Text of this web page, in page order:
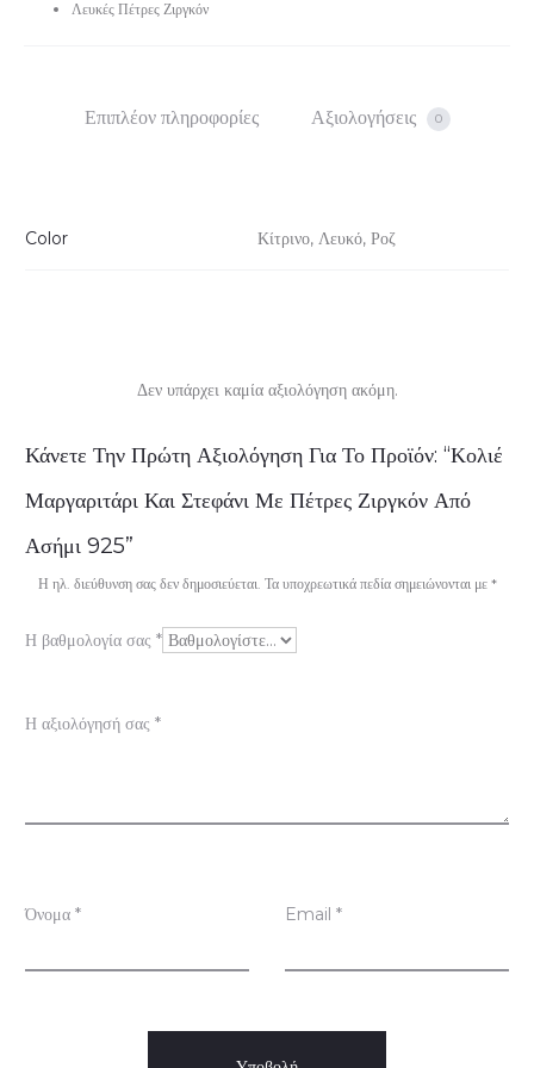
Λευκές Πέτρες Ζιργκόν
Επιπλέον πληροφορίες Αξιολογήσεις 0
Color Κίτρινο, Λευκό, Ροζ
Α
ξ
ι
ο
λ
γ
ε
ς
Δεν υπάρχει καμία αξιολόγηση ακόμη.
Κάνετε Την Πρώτη Αξιολόγηση Για Το Προϊόν: “Κολιέ
Μαργαριτάρι Και Στεφάνι Με Πέτρες Ζιργκόν Από
Ασήμι 925”
Η ηλ. διεύθυνση σας δεν δημοσιεύεται. Τα υποχρεωτικά πεδία σημειώνονται με *
Η βαθμολογία σας *
Η αξιολόγησή σας *
Όνομα * Email *